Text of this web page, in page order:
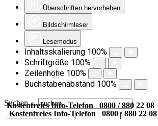
Überschriften hervorheben
Bildschirmleser
Lesemodus
Inhaltsskalierung 100%
Schriftgröße 100%
Zeilenhöhe 100%
Buchstabenabstand 100%
Suchen ...
Kostenfreies Info-Telefon 0800 / 880 22 08
auf Facebook
|Galerie|Karriere
Kostenfreies Info-Telefon 0800 / 880 22 08